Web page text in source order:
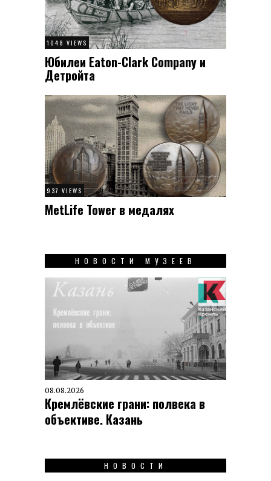
1048 VIEWS
Юбилеи Eaton-Clark Company и
Детройта
937 VIEWS
MetLife Tower в медалях
НОВОСТИ МУЗЕЕВ
08.08.2026
Кремлёвские грани: полвека в
объективе. Казань
НОВОСТИ